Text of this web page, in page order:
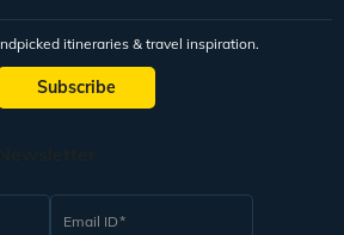
itineraries & travel inspiration.
Subscribe
Email ID